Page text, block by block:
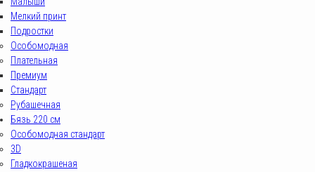
Мелкий принт
Подростки
Особомодная
Плательная
Премиум
Стандарт
Рубашечная
Бязь 220 см
Особомодная стандарт
3D
Гладкокрашеная